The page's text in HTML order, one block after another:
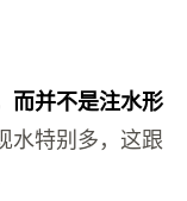
而并不是注水形
水特别多，这跟